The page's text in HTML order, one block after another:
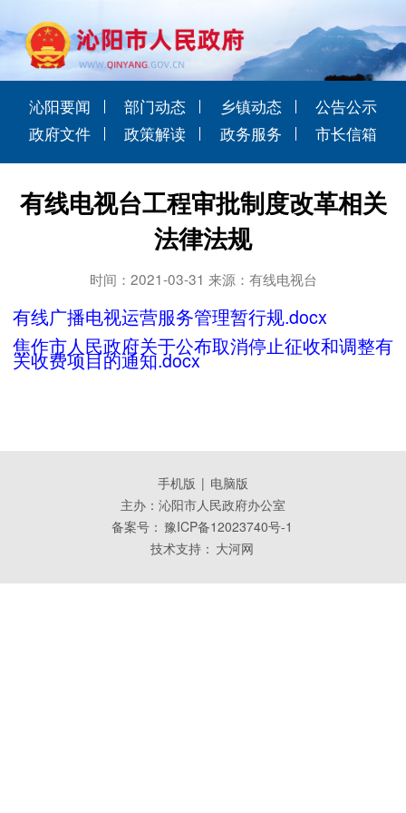
沁阳要闻 部门动态 乡镇动态
公告公示
政府文件
政策解读 政务服务 市长信箱
有线电视台工程审批制度改革相关
法律法规
时间：2021-03-31 来源：有线电视台
有线广播电视运营服务管理暂行规.docx
焦作市人民政府关于公布取消停止征收和调整有
关收费项目的通知.docx
手机版 | 电脑版
主办：沁阳市人民政府办公室
备案号： 豫ICP备12023740号-1
技术支持： 大河网